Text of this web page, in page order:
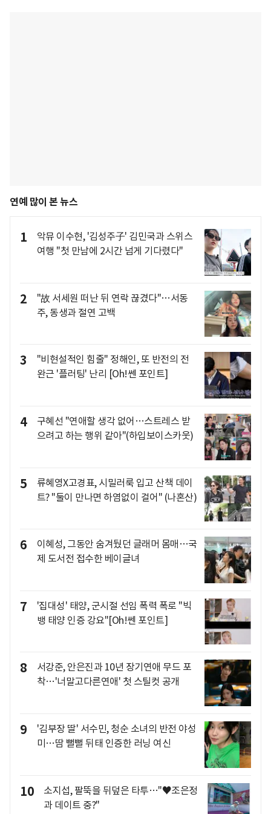
연예 많이 본 뉴스
1
악뮤 이수현, '김성주子' 김민국과 스위스
여행 "첫 만남에 2시간 넘게 기다렸다"
2
"故 서세원 떠난 뒤 연락 끊겼다"…서동
주, 동생과 절연 고백
3
"비현설적인 힘줄" 정해인, 또 반전의 전
완근 '플러팅' 난리 [Oh!쎈 포인트]
4
구혜선 "연애할 생각 없어…스트레스 받
으려고 하는 행위 같아"(하입보이스카웃)
5
류혜영X고경표, 시밀러룩 입고 산책 데이
트? "둘이 만나면 하염없이 걸어" (나혼산)
6
이혜성, 그동안 숨겨뒀던 글래머 몸매…국
제 도서전 접수한 베이글녀
7
'집대성' 태양, 군시절 선임 폭력 폭로 "빅
뱅 태양 인증 강요"[Oh!쎈 포인트]
8
서강준, 안은진과 10년 장기연애 무드 포
착…'너말고다른연애' 첫 스틸컷 공개
9
'김부장 딸' 서수민, 청순 소녀의 반전 야성
미…땀 뻘뻘 뒤태 인증한 러닝 여신
10
소지섭, 팔뚝을 뒤덮은 타투…"♥조은정
과 데이트 중?"